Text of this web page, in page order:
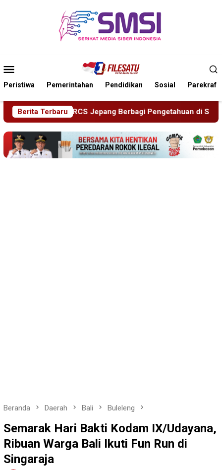
Mobile
Peristiwa Pemerintahan Pendidikan Sosial Parekraf
Berita Terbarudi SDN Puger Kulon 01 Hasil Mediasi
Beranda Daerah Bali Buleleng
Semarak Hari Bakti Kodam IX/Udayana,
Ribuan Warga Bali Ikuti Fun Run di
Singaraja